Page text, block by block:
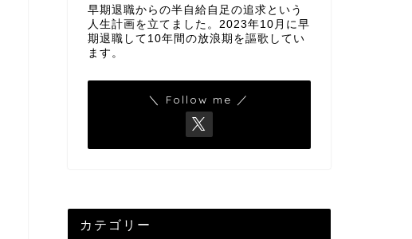
早期退職からの半自給自足の追求という
人生計画を立てました。2023年10月に早
期退職して10年間の放浪期を謳歌してい
ます。
＼ Follow me ／
カテゴリー